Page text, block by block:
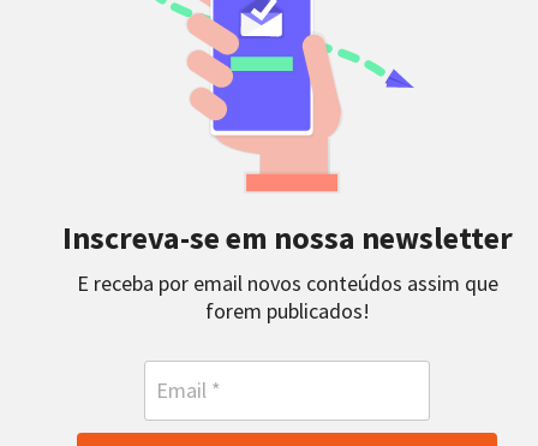
Inscreva-se em nossa newsletter
E receba por email novos conteúdos assim que
forem publicados!